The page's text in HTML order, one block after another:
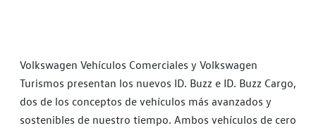
Volkswagen Vehículos Comerciales y Volkswagen
Turismos presentan los nuevos ID. Buzz e ID. Buzz Cargo,
dos de los conceptos de vehículos más avanzados y
sostenibles de nuestro tiempo. Ambos vehículos de cero